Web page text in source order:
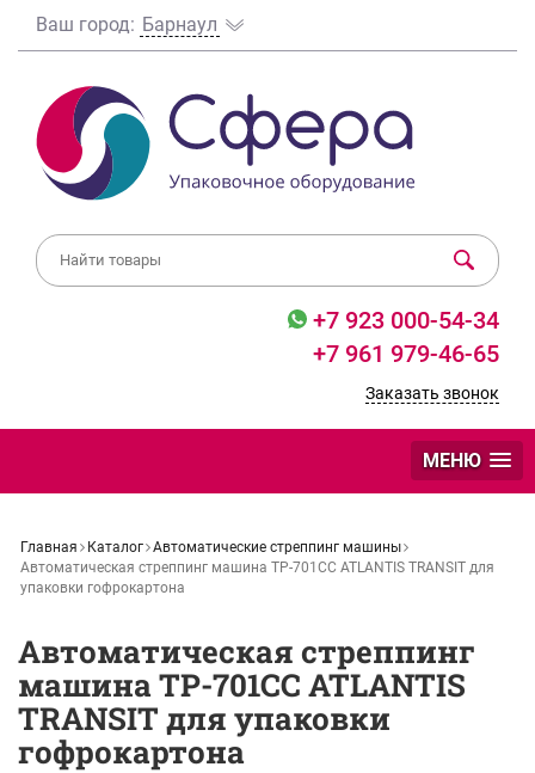
Ваш город: Барнаул
+7 923 000-54-34
+7 961 979-46-65
Заказать звонок
МЕНЮ
Главная Каталог Автоматические стреппинг машины
Автоматическая стреппинг машина ТР-701СС ATLANTIS TRANSIT для
упаковки гофрокартона
Автоматическая стреппинг
машина ТР-701СС ATLANTIS
TRANSIT для упаковки
гофрокартона